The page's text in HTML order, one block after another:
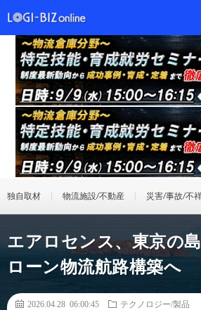
独自取材 物流施設/不動産 災害/事故/不
エアロセンス、東京の
ローン物流航路構築へ
2026.04.28 06:00:45
テクノロジー/製品